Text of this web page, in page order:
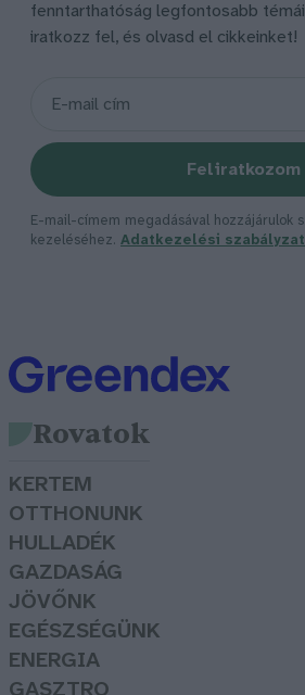
fenntarthatóság legfontosabb
iratkozz fel, és olvasd el cikkeinket!
Feliratkozom
E-mail-címem megadásával hozzájárulok
kezeléséhez. Adatkezelési szabályzat
Rovatok
KERTEM
OTTHONUNK
HULLADÉK
GAZDASÁG
JÖVŐNK
EGÉSZSÉGÜNK
ENERGIA
GASZTRO